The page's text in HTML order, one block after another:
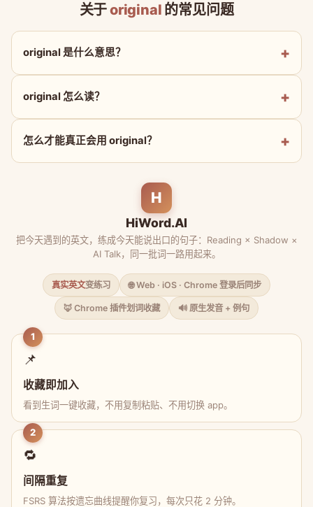
关于original 的常见问题
original 是什么意思？
original 怎么读？
怎么才能真正会用 original？
H
HiWord.AI
把今天遇到的英文，练成今天能说出口的句子：Reading × Shadow ×
AI Talk，同一批词一路用起来。
真实英文变练习 🌐 Web · iOS · Chrome 登录后同步
🦊 Chrome 插件划词收藏 🔊 原生发音 + 例句
1
📌
收藏即加入
看到生词一键收藏，不用复制粘贴、不用切换 app。
2
🔁
间隔重复
FSRS 算法按遗忘曲线提醒你复习，每次只花 2 分钟。